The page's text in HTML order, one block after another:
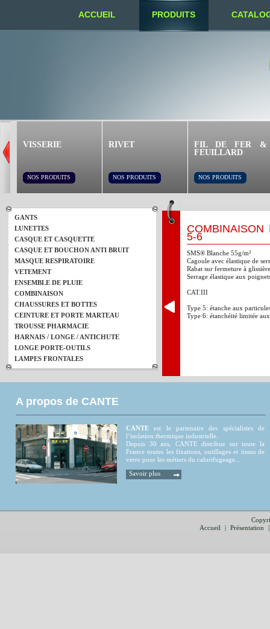
ACCUEIL PRODUITS
VISSERIE
NOS PRODUITS
RIVET
NOS PRODUITS
FIL DE FER &
FEUILLARD
NOS PRODUITS
GANTS
LUNETTES
CASQUE ET CASQUETTE
CASQUE ET BOUCHON ANTI BRUIT
MASQUE RESPIRATOIRE
VETEMENT
ENSEMBLE DE PLUIE
COMBINAISON
CHAUSSURES ET BOTTES
CEINTURE ET PORTE MARTEAU
TROUSSE PHARMACIE
HARNAIS / LONGE / ANTICHUTE
LONGE PORTE-OUTILS
LAMPES FRONTALES
5-6
SMS® Blanche 55g/m²
Cagoule avec élastique de
Rabat sur fermeture à glissière
Serrage élastique aux
CAT.III
Type 5: étanche aux
Type 6: étanchéité limitée
A propos de CANTE
CANTE est le partenaire des spécialistes de
l’isolation thermique industrielle.
Depuis 30 ans, CANTE distribue sur toute la
France toutes les fixations, outillages et tissus de
verre pour les métiers du calorifugeage...
Savoir plus
Accueil
| Présentation